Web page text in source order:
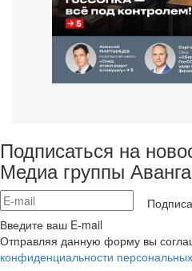
Подписаться на
Медиа группы
Введите ваш E-mail
Отправляя данную форму вы
конфиденциальности